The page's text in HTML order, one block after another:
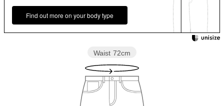
Find out more on your body type
Waist 72cm